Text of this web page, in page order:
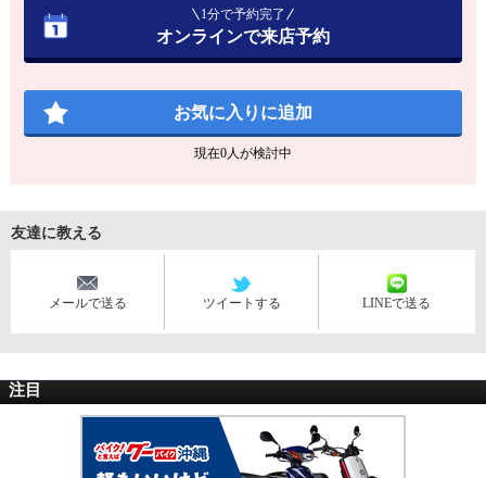
1分で予約完了
オンラインで来店予約
お気に入りに追加
現在0人が検討中
友達に教える
メールで送る ツイートする LINEで送る
注目